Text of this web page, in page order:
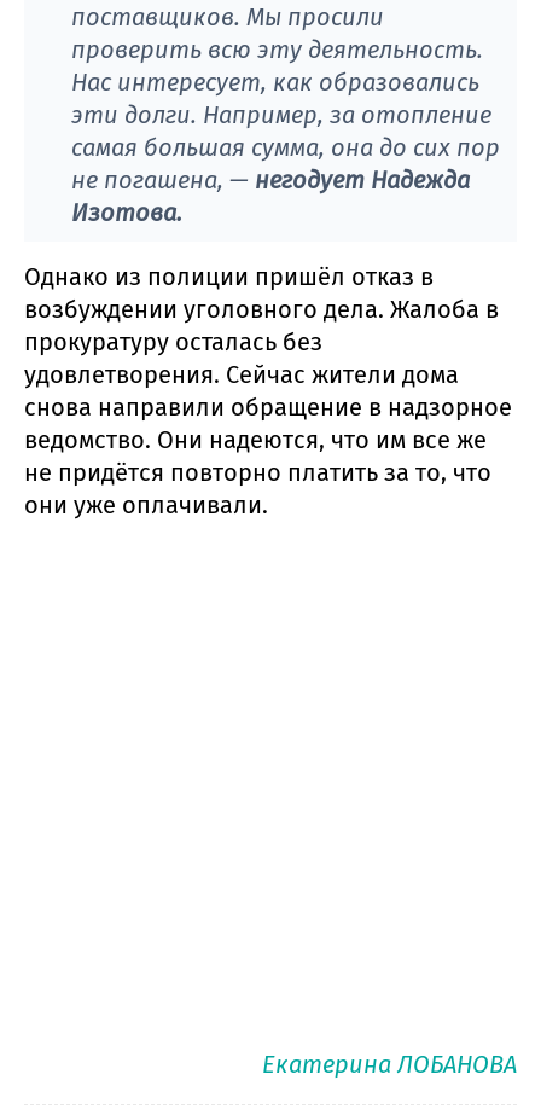
поставщиков. Мы просили
проверить всю эту деятельность.
Нас интересует, как образовались
эти долги. Например, за отопление
самая большая сумма, она до сих пор
не погашена, — негодует Надежда
Изотова.
Однако из полиции пришёл отказ в
возбуждении уголовного дела. Жалоба в
прокуратуру осталась без
удовлетворения. Сейчас жители дома
снова направили обращение в надзорное
ведомство. Они надеются, что им все же
не придётся повторно платить за то, что
они уже оплачивали.
Екатерина ЛОБАНОВА